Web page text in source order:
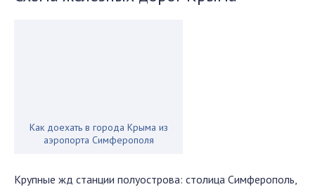
Как доехать в города Крыма из
аэропорта Симферополя
Крупные жд станции полуострова: столица Симферополь,